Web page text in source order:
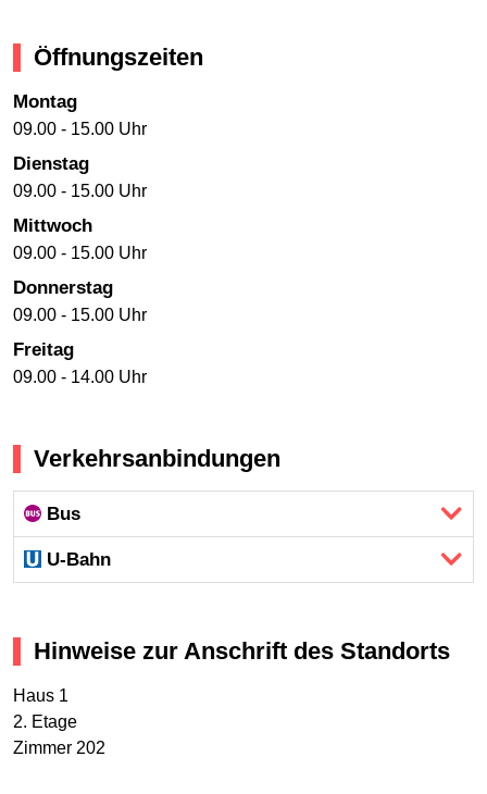
Öffnungszeiten
Montag
09.00 - 15.00 Uhr
Dienstag
09.00 - 15.00 Uhr
Mittwoch
09.00 - 15.00 Uhr
Donnerstag
09.00 - 15.00 Uhr
Freitag
09.00 - 14.00 Uhr
Verkehrsanbindungen
Bus
U-Bahn
Hinweise zur Anschrift des Standorts
Haus 1
2. Etage
Zimmer 202